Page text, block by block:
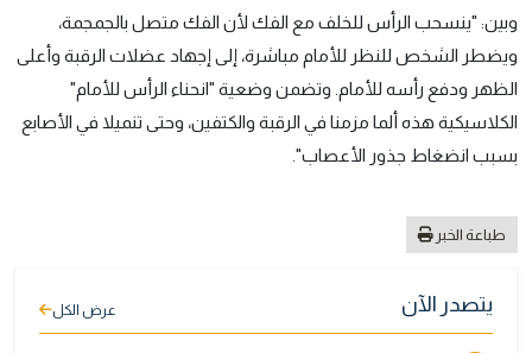
وبين: "ينسحب الرأس للخلف مع الفك لأن الفك متصل بالجمجمة،
ويضطر الشخص للنظر للأمام مباشرة، إلى إجهاد عضلات الرقبة وأعلى
الظهر ودفع رأسه للأمام. وتضمن وضعية "انحناء الرأس للأمام"
الكلاسيكية هذه ألما مزمنا في الرقبة والكتفين، وحتى تنميلا في الأصابع
بسبب انضغاط جذور الأعصاب".
طباعة الخبر
يتصدر الآن عرض الكل